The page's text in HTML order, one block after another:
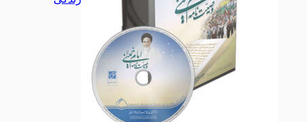
آموزشی آموزشی
داستان و رمان داستان و رمان
اشخاص
اشخاص
انقلاب انقلاب
مدیریت
مدیریت
هنر هنر
بهداشت
بهداشت
کودک و نوجوان کودک و نوجوان
تاریخ، جغرافیا
تاریخ، جغرافیا